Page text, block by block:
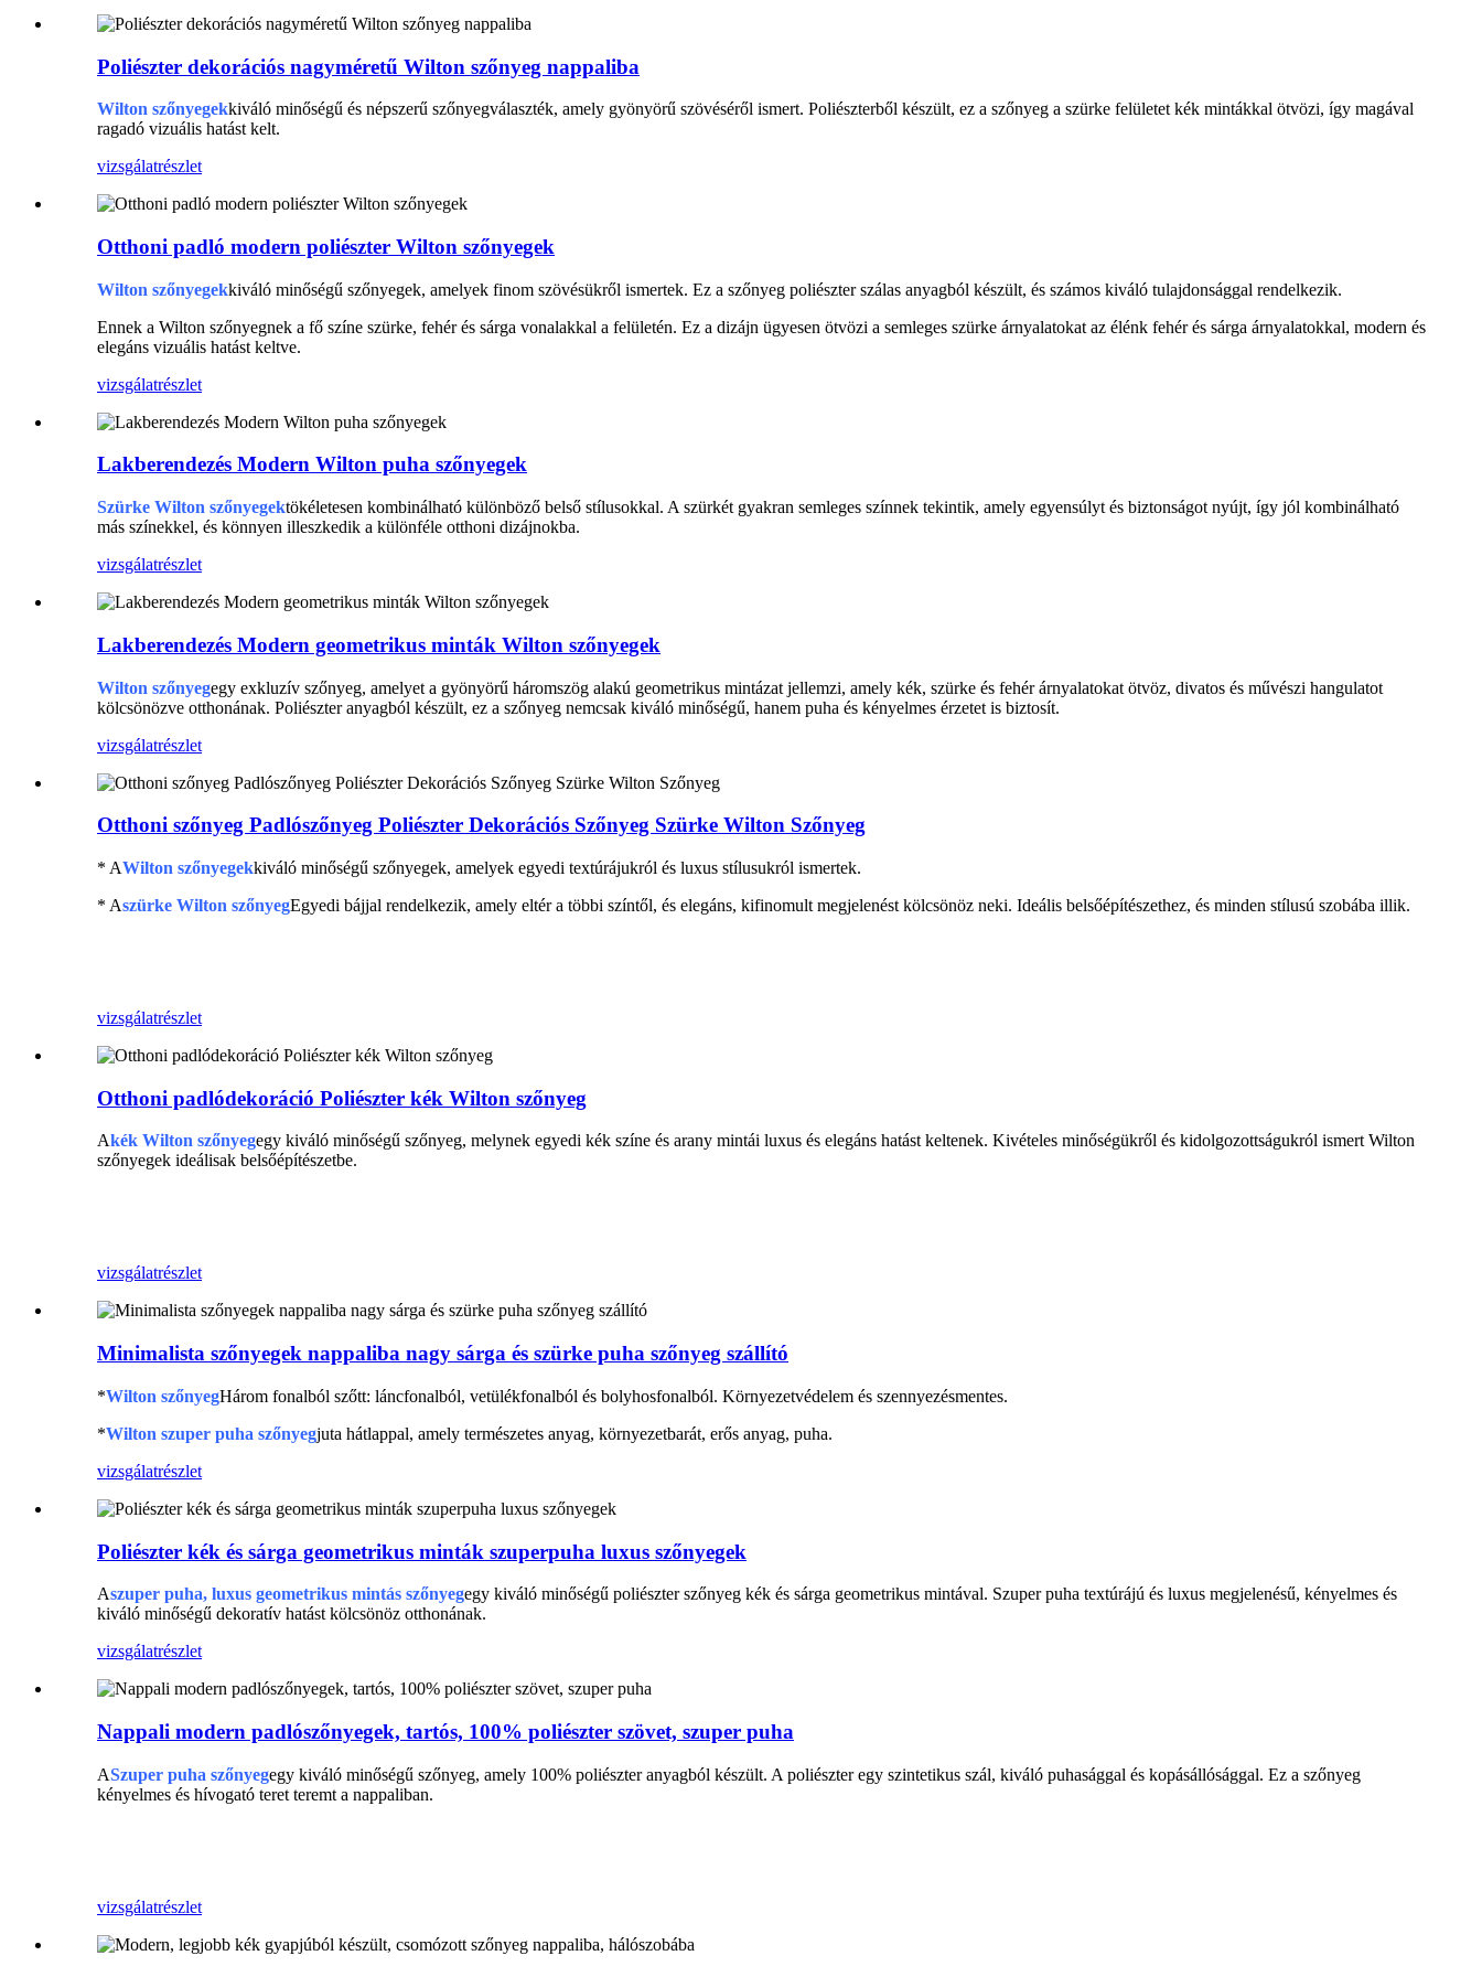
Poliészter dekorációs nagyméretű Wilton szőnyeg nappaliba
Wilton szőnyegekkiváló minőségű és népszerű szőnyegválaszték, amely gyönyörű szövéséről ismert. Poliészterből készült, ez a szőnyeg a szürke felületet kék mintákkal ötvözi, így magával
ragadó vizuális hatást kelt.
vizsgálatrészlet
Otthoni padló modern poliészter Wilton szőnyegek
Wilton szőnyegekkiváló minőségű szőnyegek, amelyek finom szövésükről ismertek. Ez a szőnyeg poliészter szálas anyagból készült, és számos kiváló tulajdonsággal rendelkezik.
Ennek a Wilton szőnyegnek a fő színe szürke, fehér és sárga vonalakkal a felületén. Ez a dizájn ügyesen ötvözi a semleges szürke árnyalatokat az élénk fehér és sárga árnyalatokkal, modern és
elegáns vizuális hatást keltve.
vizsgálatrészlet
Lakberendezés Modern Wilton puha szőnyegek
Szürke Wilton szőnyegektökéletesen kombinálható különböző belső stílusokkal. A szürkét gyakran semleges színnek tekintik, amely egyensúlyt és biztonságot nyújt, így jól kombinálható
más színekkel, és könnyen illeszkedik a különféle otthoni dizájnokba.
vizsgálatrészlet
Lakberendezés Modern geometrikus minták Wilton szőnyegek
Wilton szőnyegegy exkluzív szőnyeg, amelyet a gyönyörű háromszög alakú geometrikus mintázat jellemzi, amely kék, szürke és fehér árnyalatokat ötvöz, divatos és művészi hangulatot
kölcsönözve otthonának. Poliészter anyagból készült, ez a szőnyeg nemcsak kiváló minőségű, hanem puha és kényelmes érzetet is biztosít.
vizsgálatrészlet
Otthoni szőnyeg Padlószőnyeg Poliészter Dekorációs Szőnyeg Szürke Wilton Szőnyeg
* AWilton szőnyegekkiváló minőségű szőnyegek, amelyek egyedi textúrájukról és luxus stílusukról ismertek.
* Aszürke Wilton szőnyegEgyedi bájjal rendelkezik, amely eltér a többi színtől, és elegáns, kifinomult megjelenést kölcsönöz neki. Ideális belsőépítészethez, és minden stílusú szobába illik.
vizsgálatrészlet
Otthoni padlódekoráció Poliészter kék Wilton szőnyeg
Akék Wilton szőnyegegy kiváló minőségű szőnyeg, melynek egyedi kék színe és arany mintái luxus és elegáns hatást keltenek. Kivételes minőségükről és kidolgozottságukról ismert Wilton
szőnyegek ideálisak belsőépítészetbe.
vizsgálatrészlet
Minimalista szőnyegek nappaliba nagy sárga és szürke puha szőnyeg szállító
*Wilton szőnyegHárom fonalból szőtt: láncfonalból, vetülékfonalból és bolyhosfonalból. Környezetvédelem és szennyezésmentes.
*Wilton szuper puha szőnyegjuta hátlappal, amely természetes anyag, környezetbarát, erős anyag, puha.
vizsgálatrészlet
Poliészter kék és sárga geometrikus minták szuperpuha luxus szőnyegek
Aszuper puha, luxus geometrikus mintás szőnyegegy kiváló minőségű poliészter szőnyeg kék és sárga geometrikus mintával. Szuper puha textúrájú és luxus megjelenésű, kényelmes és
kiváló minőségű dekoratív hatást kölcsönöz otthonának.
vizsgálatrészlet
Nappali modern padlószőnyegek, tartós, 100% poliészter szövet, szuper puha
ASzuper puha szőnyegegy kiváló minőségű szőnyeg, amely 100% poliészter anyagból készült. A poliészter egy szintetikus szál, kiváló puhasággal és kopásállósággal. Ez a szőnyeg
kényelmes és hívogató teret teremt a nappaliban.
vizsgálatrészlet